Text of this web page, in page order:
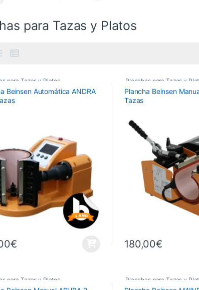
para Tazas y Platos
para Tazas y Platos
Térmicas
Beinsen Automática ANDRA
€
Planchas para Tazas y
Planchas Térmicas
Plancha Beinsen
Tazas
180,00€
para Tazas y Platos Planchas para Tazas y